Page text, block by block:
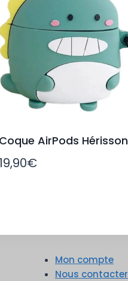
Coque AirPods Hérisson
19,90€
Mon compte
Nous contacter